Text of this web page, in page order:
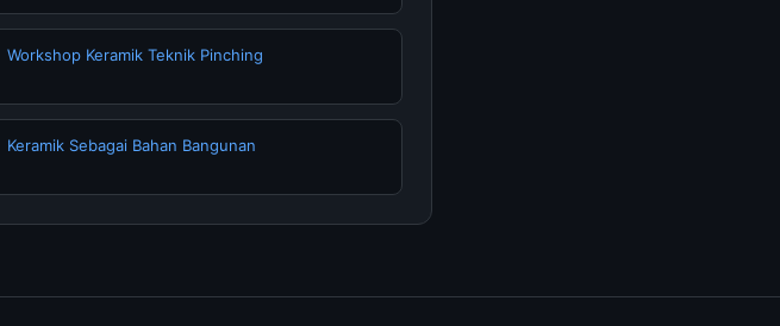
Workshop Keramik Teknik Pinching
Keramik Sebagai Bahan Bangunan